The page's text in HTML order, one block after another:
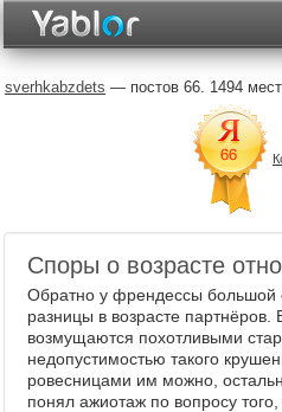
sverhkabzdets — постов 66. 1494
Споры о возрасте
Обратно у френдессы большой
разницы в возрасте
возмущаются похотливыми
недопустимостью такого
ровесницами им можно,
понял ажиотаж по вопросу того,